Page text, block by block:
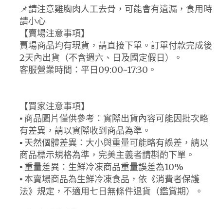
📌請注意雞胸肉人工去骨，可能會有遺漏，食用時
請小心
【賣場注意事項】
賣場商品均有現貨，請直接下單。訂單付款完成後
2天內出貨（不含週六、日及國定假日）。
客服營業時間：平日09:00~17:30。
【買家注意事項】
▪ 商品圖片僅供參考：實際出貨內容可能因批次略
有差異，請以實際收到商品為準。
▪ 天然個體差異：大小與重量可能略有誤差，請以
商品標示規格為準，完美主義者請斟酌下單。
▪ 重量差異：生鮮冷凍商品重量誤差為10%
▪ 本賣場商品為生鮮冷凍食品，依《消費者保護
法》規定，不適用七日無條件退貨（鑑賞期）。